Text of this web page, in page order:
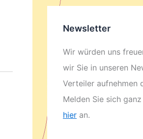
Newsletter
Wir würden uns
wir Sie in unseren
Verteiler aufnehmen
Melden Sie sich
hier an.